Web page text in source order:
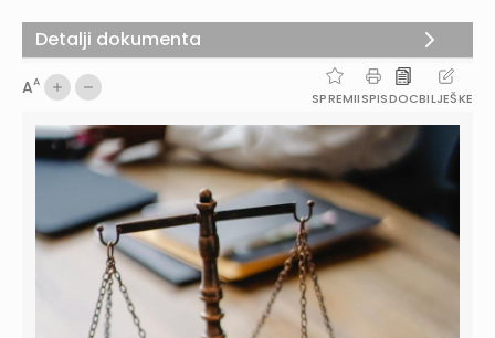
AA
SPREMIISPISDOCBILJEŠKE
Detalji dokumenta